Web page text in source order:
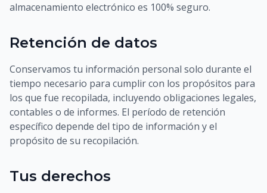
almacenamiento electrónico es 100% seguro.
Retención de datos
Conservamos tu información personal solo durante el
tiempo necesario para cumplir con los propósitos para
los que fue recopilada, incluyendo obligaciones legales,
contables o de informes. El período de retención
específico depende del tipo de información y el
propósito de su recopilación.
Tus derechos